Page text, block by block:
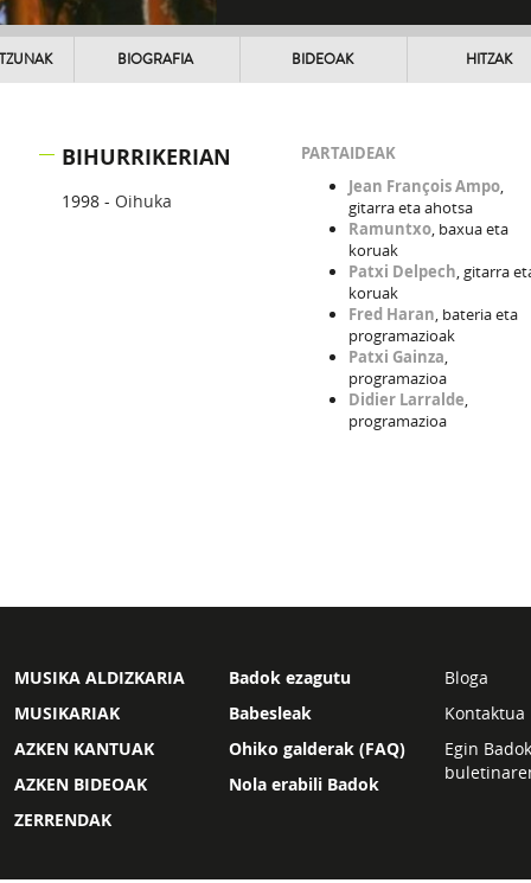
BIOGRAFIA BIDEOAK HITZAK
BIHURRIKERIAN
1998 - Oihuka
PARTAIDEAK
Jean François Ampo,
gitarra eta ahotsa
Ramuntxo, baxua eta
koruak
Patxi Delpech, gitarra
koruak
Fred Haran, bateria eta
programazioak
Patxi Gainza,
programazioa
Didier Larralde,
programazioa
MUSIKA ALDIZKARIA
MUSIKARIAK
AZKEN KANTUAK
AZKEN BIDEOAK
ZERRENDAK
Badok ezagutu
Babesleak
Ohiko galderak (FAQ)
Nola erabili Badok
Bloga
Kontaktua
Egin